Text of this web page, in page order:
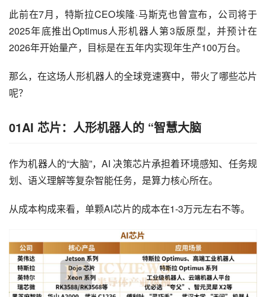
此前在7月，特斯拉CEO埃隆·马斯克也曾宣布，公司将于
2025年底推出Optimus人形机器人第3版原型，并预计在
2026年开始量产，目标是在五年内实现年生产100万台。
那么，在这场人形机器人的全球竞速赛中，带火了哪些芯片
呢？
01AI 芯片：人形机器人的 “智慧大脑
作为机器人的“大脑”，AI 决策芯片承担着环境感知、任务规
划、语义理解等复杂智能任务，是算力核心所在。
从成本构成来看，单颗AI芯片的成本在1-3万元左右不等。